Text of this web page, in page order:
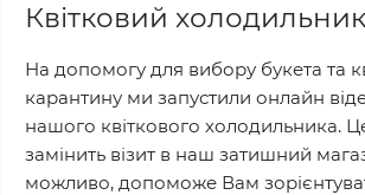
Квітковий
На допомогу для вибору букета та
карантину ми запустили онлайн
нашого квіткового холодильника.
замінить візит в наш затишний
можливо, допоможе Вам